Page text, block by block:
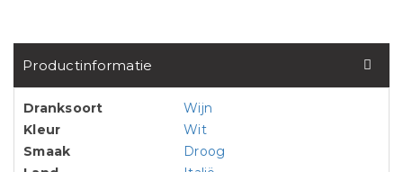
Productinformatie
Dranksoort
Wijn
Kleur
Wit
Smaak
Droog